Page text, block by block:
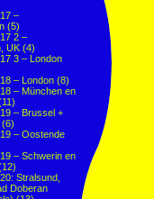
–
(5)
2 –
UK (4)
3 – London
– London (8)
– München en
– Brussel +
(6)
– Oostende
– Schwerin en
Stralsund,
Doberan